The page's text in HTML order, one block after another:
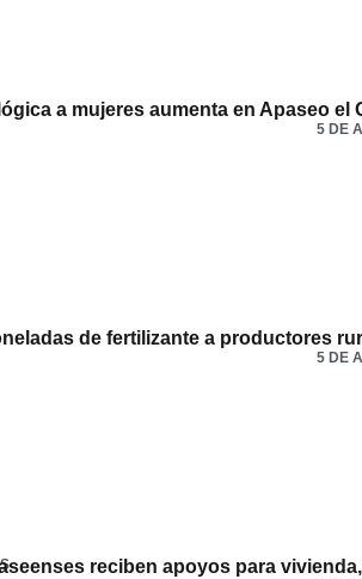
a mujeres aumenta en Apaseo el
5 DE
de fertilizante a productores
5 DE
reciben apoyos para